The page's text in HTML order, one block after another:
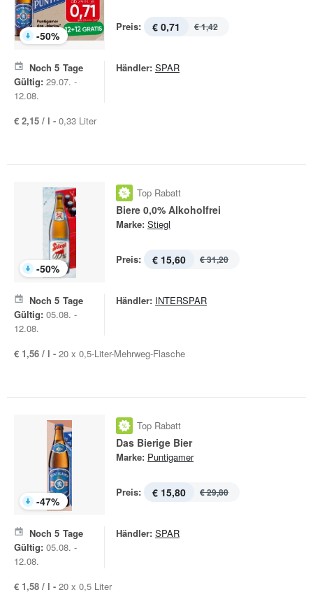
-50%
Preis: € 0,71 € 1,42
Noch 5 Tage
Gültig: 29.07. -
12.08.
Händler: SPAR
€ 2,15 / l - 0,33 Liter
-50%
Top Rabatt
Biere 0,0% Alkoholfrei
Marke: Stiegl
Preis: € 15,60 € 31,20
Noch 5 Tage
Gültig: 05.08. -
12.08.
Händler: INTERSPAR
€ 1,56 / l - 20 x 0,5-Liter-Mehrweg-Flasche
-47%
Top Rabatt
Das Bierige Bier
Marke: Puntigamer
Preis: € 15,80 € 29,80
Noch 5 Tage
Gültig: 05.08. -
12.08.
Händler: SPAR
€ 1,58 / l - 20 x 0,5 Liter